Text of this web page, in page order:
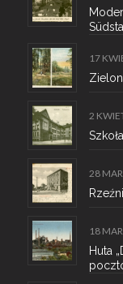
17
2
28
18
Huta